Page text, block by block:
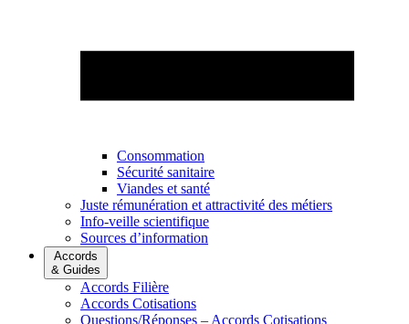
Consommation
Sécurité sanitaire
Viandes et santé
Juste rémunération et attractivité des métiers
Info-veille scientifique
Sources d’information
Accords
& Guides
Accords Filière
Accords Cotisations
Questions/Réponses – Accords Cotisations